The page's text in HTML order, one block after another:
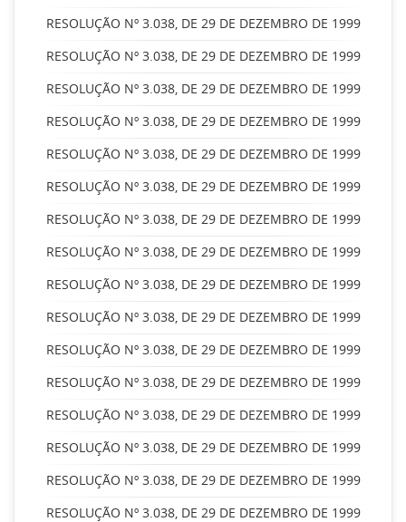
RESOLUÇÃO Nº 3.038, DE 29 DE DEZEMBRO DE 1999
RESOLUÇÃO Nº 3.038, DE 29 DE DEZEMBRO DE 1999
RESOLUÇÃO Nº 3.038, DE 29 DE DEZEMBRO DE 1999
RESOLUÇÃO Nº 3.038, DE 29 DE DEZEMBRO DE 1999
RESOLUÇÃO Nº 3.038, DE 29 DE DEZEMBRO DE 1999
RESOLUÇÃO Nº 3.038, DE 29 DE DEZEMBRO DE 1999
RESOLUÇÃO Nº 3.038, DE 29 DE DEZEMBRO DE 1999
RESOLUÇÃO Nº 3.038, DE 29 DE DEZEMBRO DE 1999
RESOLUÇÃO Nº 3.038, DE 29 DE DEZEMBRO DE 1999
RESOLUÇÃO Nº 3.038, DE 29 DE DEZEMBRO DE 1999
RESOLUÇÃO Nº 3.038, DE 29 DE DEZEMBRO DE 1999
RESOLUÇÃO Nº 3.038, DE 29 DE DEZEMBRO DE 1999
RESOLUÇÃO Nº 3.038, DE 29 DE DEZEMBRO DE 1999
RESOLUÇÃO Nº 3.038, DE 29 DE DEZEMBRO DE 1999
RESOLUÇÃO Nº 3.038, DE 29 DE DEZEMBRO DE 1999
RESOLUÇÃO Nº 3.038, DE 29 DE DEZEMBRO DE 1999